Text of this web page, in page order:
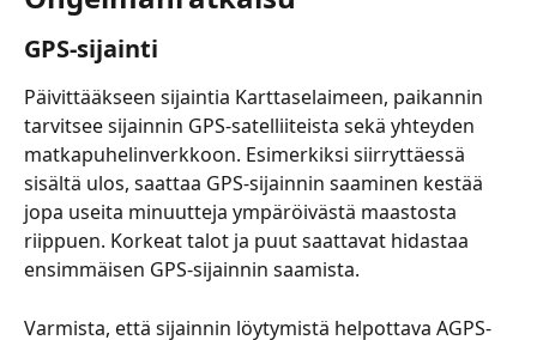
GPS-sijainti
Päivittääkseen sijaintia Karttaselaimeen, paikannin
tarvitsee sijainnin GPS-satelliiteista sekä yhteyden
matkapuhelinverkkoon. Esimerkiksi siirryttäessä
sisältä ulos, saattaa GPS-sijainnin saaminen kestää
jopa useita minuutteja ympäröivästä maastosta
riippuen. Korkeat talot ja puut saattavat hidastaa
ensimmäisen GPS-sijainnin saamista.
Varmista, että sijainnin löytymistä helpottava AGPS-